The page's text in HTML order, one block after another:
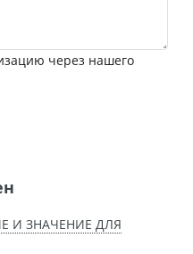
через нашего
И ЗНАЧЕНИЕ ДЛЯ